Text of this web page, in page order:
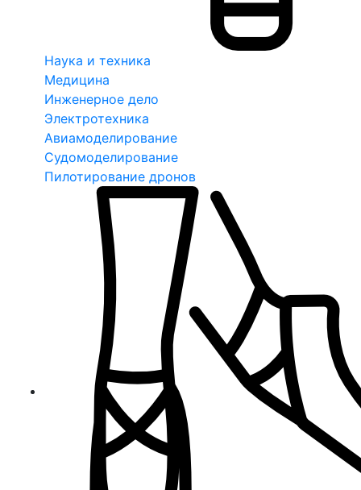
Наука и техника
Медицина
Инженерное дело
Электротехника
Авиамоделирование
Судомоделирование
Пилотирование дронов